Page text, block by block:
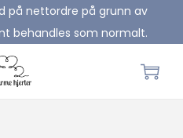
på nettordre på grunn av
behandles som normalt.
S
S